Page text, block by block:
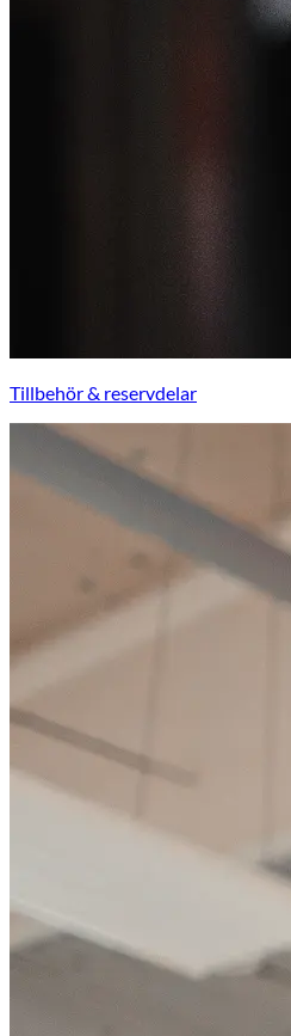
Tillbehör & reservdelar